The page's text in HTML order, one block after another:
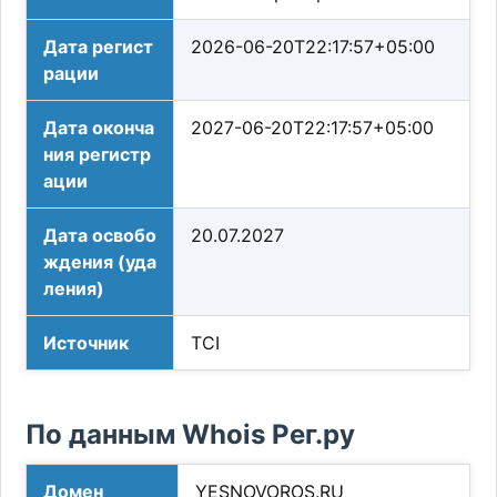
Дата регист
рации
2026-06-20T22:17:57+05:00
Дата оконча
ния регистр
ации
2027-06-20T22:17:57+05:00
Дата освобо
ждения (уда
ления)
20.07.2027
Источник TCI
По данным Whois Рег.ру
Домен YESNOVOROS.RU